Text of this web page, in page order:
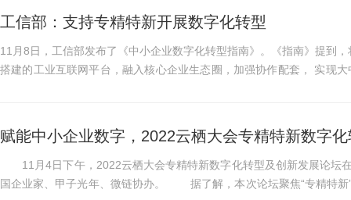
工信部：支持专精特新开展数字化转型
11月8日，工信部发布了《中小企业数字化转型指南》。《指南》提到
搭建的工业互联网平台，融入核心企业生态圈，加强协作配套， 实现
赋能中小企业数字，2022云栖大会专精特新数字
11月4日下午，2022云栖大会专精特新数字化转型及创新发展论坛
国企业家、甲子光年、微链协办。 据了解，本次论坛聚焦“专精特新”主题，邀请诸多行业专家、企业家围绕上云数字化